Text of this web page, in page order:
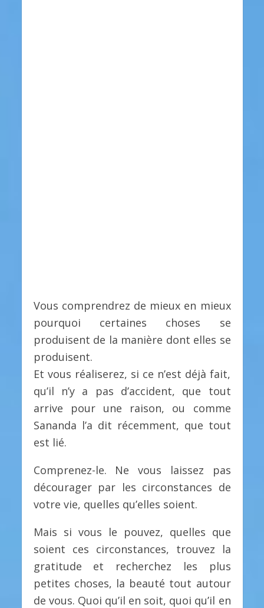
Vous comprendrez de mieux en mieux
pourquoi certaines choses se
produisent de la manière dont elles se
produisent.
Et vous réaliserez, si ce n’est déjà fait,
qu’il n’y a pas d’accident, que tout
arrive pour une raison, ou comme
Sananda l’a dit récemment, que tout
est lié.
Comprenez-le. Ne vous laissez pas
décourager par les circonstances de
votre vie, quelles qu’elles soient.
Mais si vous le pouvez, quelles que
soient ces circonstances, trouvez la
gratitude et recherchez les plus
petites choses, la beauté tout autour
de vous. Quoi qu’il en soit, quoi qu’il en